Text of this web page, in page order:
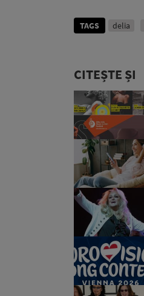
TAGS delia
CITEȘTE ȘI